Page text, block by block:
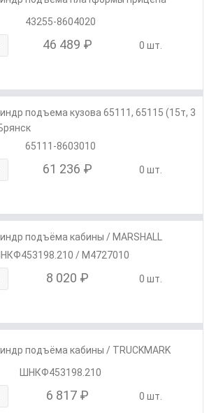
43255-8604020
46 489 ₽ 0 шт.
подъема кузова 65111, 65115 (15т, 3
65111-8603010
61 236 ₽ 0 шт.
подъёма кабины / MARSHALL
/ M4727010
8 020 ₽ 0 шт.
подъёма кабины / TRUCKMARK
ШНКФ453198.210
6 817 ₽ 0 шт.